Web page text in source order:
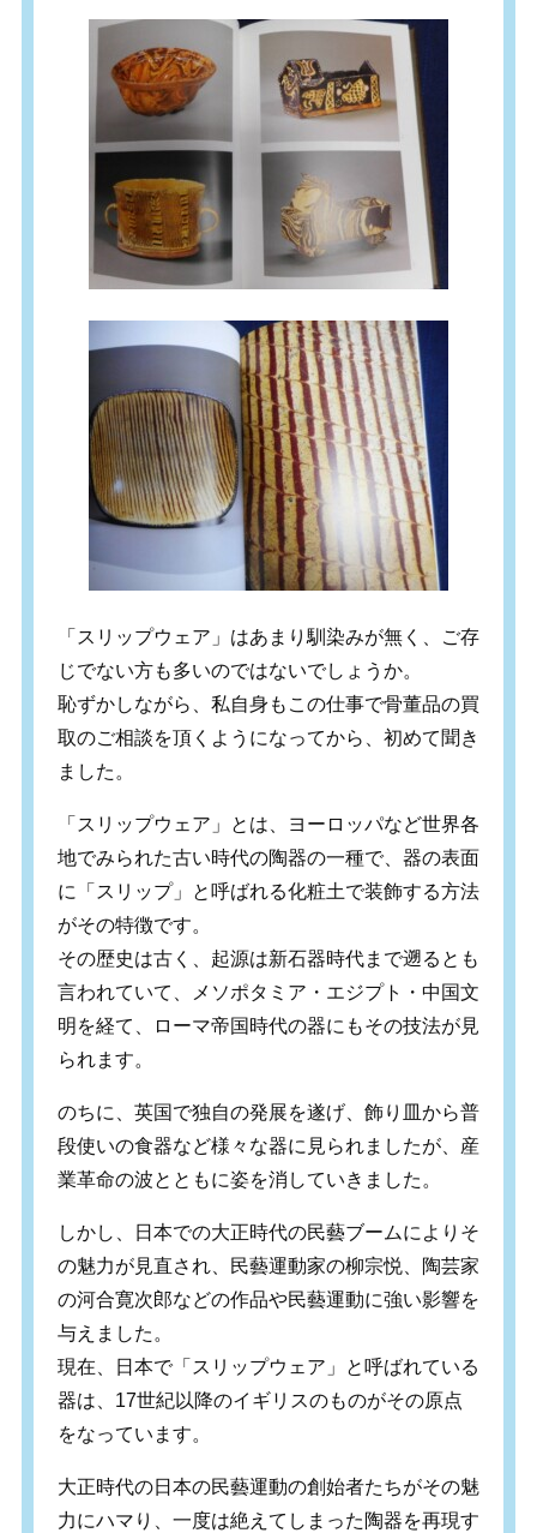
「スリップウェア」はあまり馴染みが無く、ご存
じでない方も多いのではないでしょうか。
恥ずかしながら、私自身もこの仕事で骨董品の買
取のご相談を頂くようになってから、初めて聞き
ました。
「スリップウェア」とは、ヨーロッパなど世界各
地でみられた古い時代の陶器の一種で、器の表面
に「スリップ」と呼ばれる化粧土で装飾する方法
がその特徴です。
その歴史は古く、起源は新石器時代まで遡るとも
言われていて、メソポタミア・エジプト・中国文
明を経て、ローマ帝国時代の器にもその技法が見
られます。
のちに、英国で独自の発展を遂げ、飾り皿から普
段使いの食器など様々な器に見られましたが、産
業革命の波とともに姿を消していきました。
しかし、日本での大正時代の民藝ブームによりそ
の魅力が見直され、民藝運動家の柳宗悦、陶芸家
の河合寛次郎などの作品や民藝運動に強い影響を
与えました。
現在、日本で「スリップウェア」と呼ばれている
器は、17世紀以降のイギリスのものがその原点
をなっています。
大正時代の日本の民藝運動の創始者たちがその魅
力にハマり、一度は絶えてしまった陶器を再現す